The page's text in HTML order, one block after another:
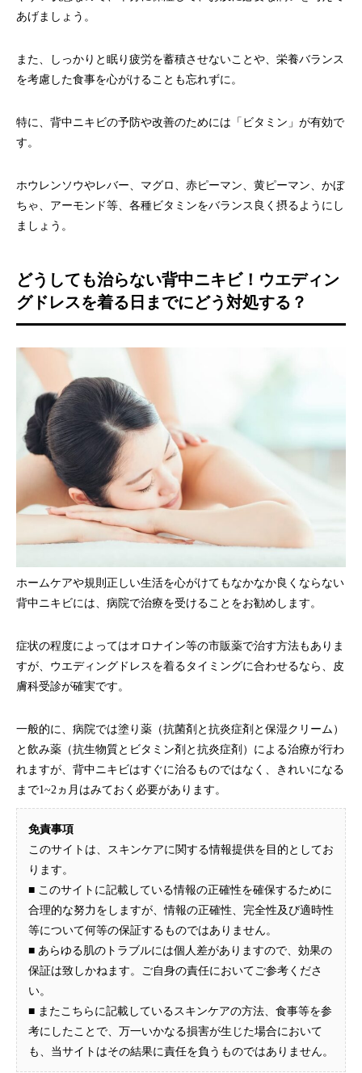
あげましょう。
また、しっかりと眠り疲労を蓄積させないことや、栄養バランス
を考慮した食事を心がけることも忘れずに。
特に、背中ニキビの予防や改善のためには「ビタミン」が有効で
す。
ホウレンソウやレバー、マグロ、赤ピーマン、黄ピーマン、かぼ
ちゃ、アーモンド等、各種ビタミンをバランス良く摂るようにし
ましょう。
どうしても治らない背中ニキビ！ウエディン
グドレスを着る日までにどう対処する？
ホームケアや規則正しい生活を心がけてもなかなか良くならない
背中ニキビには、病院で治療を受けることをお勧めします。
症状の程度によってはオロナイン等の市販薬で治す方法もありま
すが、ウエディングドレスを着るタイミングに合わせるなら、皮
膚科受診が確実です。
一般的に、病院では塗り薬（抗菌剤と抗炎症剤と保湿クリーム）
と飲み薬（抗生物質とビタミン剤と抗炎症剤）による治療が行わ
れますが、背中ニキビはすぐに治るものではなく、きれいになる
まで1~2ヵ月はみておく必要があります。
免責事項
このサイトは、スキンケアに関する情報提供を目的としてお
ります。
■ このサイトに記載している情報の正確性を確保するために
合理的な努力をしますが、情報の正確性、完全性及び適時性
等について何等の保証するものではありません。
■ あらゆる肌のトラブルには個人差がありますので、効果の
保証は致しかねます。ご自身の責任においてご参考くださ
い。
■ またこちらに記載しているスキンケアの方法、食事等を参
考にしたことで、万一いかなる損害が生じた場合において
も、当サイトはその結果に責任を負うものではありません。